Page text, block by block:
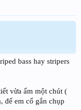
bass hay stripers
vừa ấm một chút (
để em cố gắn chụp